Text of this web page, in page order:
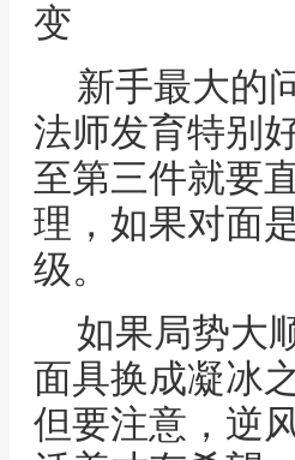
变
新手最大的
法师发育特别
至第三件就要
理，如果对面
级。
如果局势大
面具换成凝冰
但要注意，逆